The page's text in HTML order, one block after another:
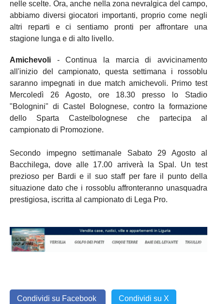
nelle scelte. Ora, anche nella zona nevralgica del campo,
abbiamo diversi giocatori importanti, proprio come negli
altri reparti e ci sentiamo pronti per affrontare una
stagione lunga e di alto livello.
Amichevoli - Continua la marcia di avvicinamento
all'inizio del campionato, questa settimana i rossoblu
saranno impegnati in due match amichevoli. Primo test
Mercoledì 26 Agosto, ore 18.30 presso lo Stadio
"Bolognini" di Castel Bolognese, contro la formazione
dello Sparta Castelbolognese che partecipa al
campionato di Promozione.
Secondo impegno settimanale Sabato 29 Agosto al
Bacchilega, dove alle 17.00 arriverà la Spal. Un test
prezioso per Bardi e il suo staff per fare il punto della
situazione dato che i rossoblu affronteranno unasquadra
prestigiosa, iscritta al campionato di Lega Pro.
Condividi su Facebook Condividi su X